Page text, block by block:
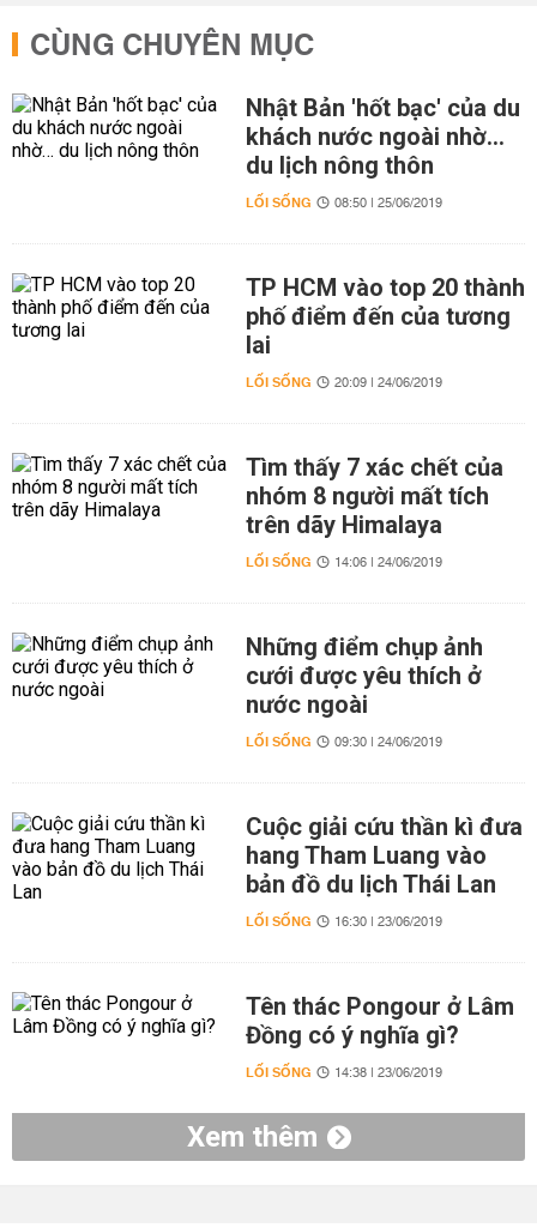
CÙNG CHUYÊN MỤC
Nhật Bản 'hốt bạc' của du
khách nước ngoài nhờ…
du lịch nông thôn
LỐI SỐNG 08:50 | 25/06/2019
TP HCM vào top 20 thành
phố điểm đến của tương
lai
LỐI SỐNG 20:09 | 24/06/2019
Tìm thấy 7 xác chết của
nhóm 8 người mất tích
trên dãy Himalaya
LỐI SỐNG 14:06 | 24/06/2019
Những điểm chụp ảnh
cưới được yêu thích ở
nước ngoài
LỐI SỐNG 09:30 | 24/06/2019
Cuộc giải cứu thần kì đưa
hang Tham Luang vào
bản đồ du lịch Thái Lan
LỐI SỐNG 16:30 | 23/06/2019
Tên thác Pongour ở Lâm
Đồng có ý nghĩa gì?
LỐI SỐNG 14:38 | 23/06/2019
Xem thêm